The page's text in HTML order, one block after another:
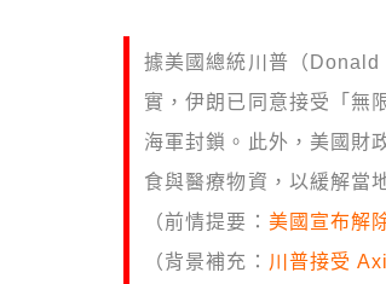
據美國總統川普（Donald
實，伊朗已同意接受「無
海軍封鎖。此外，美國財
食與醫療物資，以緩解當
（前情提要： 美國宣布解
（背景補充： 川普接受